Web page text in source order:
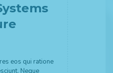
eos qui ratione
Neque